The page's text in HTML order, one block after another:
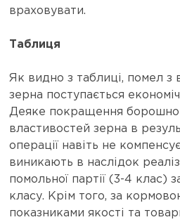
враховувати.
Таблиця
Як видно з таблиці, помел з
зерна поступається
Деяке покращення
властивостей зерна в
операції навіть не
виникають в наслідок
помольної партії (3-4 клас)
класу. Крім того, за
показниками якості та